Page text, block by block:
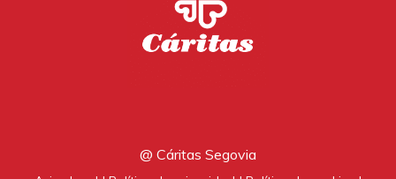
@ Cáritas Segovia